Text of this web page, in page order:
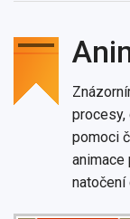
procesy,
pomoci
natočení